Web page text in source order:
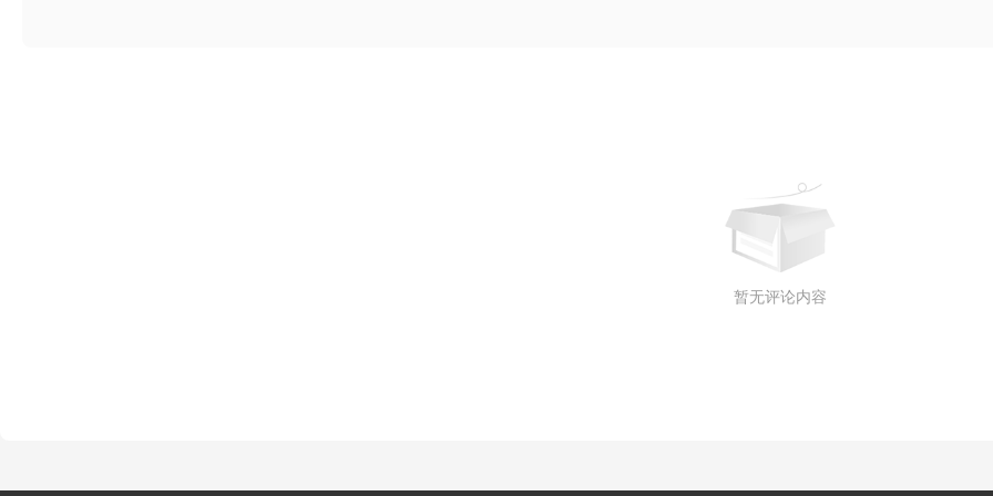
暂无评论内容